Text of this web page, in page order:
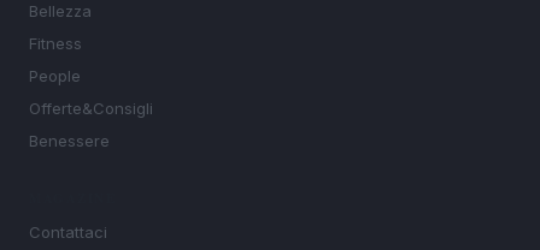
Bellezza
Fitness
People
Offerte&Consigli
Benessere
Contattaci